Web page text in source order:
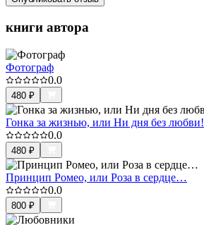
книги автора
Фотограф
0.0
480 ₽
Гонка за жизнью, или Ни дня без любви!
0.0
480 ₽
Принцип Ромео, или Роза в сердце…
0.0
800 ₽